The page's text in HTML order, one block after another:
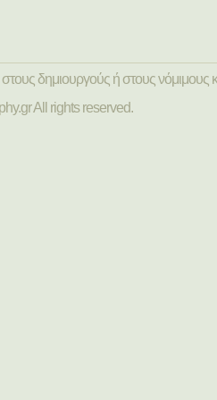
δημιουργούς ή στους νόμιμους
All rights reserved.